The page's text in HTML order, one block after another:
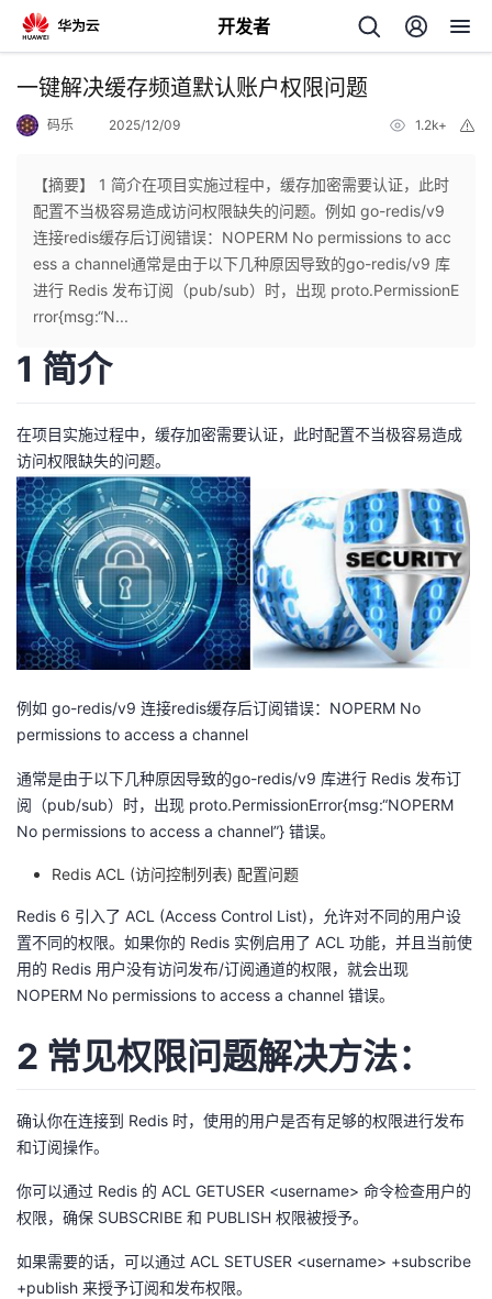
开发者
返
个
人
页
我
开
发
者
我
的
客
我
论
坛
的
圈
我
的
我
动
关
注
的
发
者
堂
我
我
Programs
的
支
我
一键解决缓存频道默认账户权限问题
码乐 2025/12/09 1.2k+
【摘要】 1 简介在项目实施过程中，缓存加密需要认证，此时
配置不当极容易造成访问权限缺失的问题。例如 go-redis/v9
连接redis缓存后订阅错误：NOPERM No permissions to acc
ess a channel通常是由于以下几种原因导致的go-redis/v9 库
进行 Redis 发布订阅（pub/sub）时，出现 proto.PermissionE
rror{msg:“N...
1 简介
在项目实施过程中，缓存加密需要认证，此时配置不当极容易造成
访问权限缺失的问题。
例如 go-redis/v9 连接redis缓存后订阅错误：NOPERM No
permissions to access a channel
通常是由于以下几种原因导致的go-redis/v9 库进行 Redis 发布订
阅（pub/sub）时，出现 proto.PermissionError{msg:“NOPERM
No permissions to access a channel”} 错误。
Redis ACL (访问控制列表) 配置问题
Redis 6 引入了 ACL (Access Control List)，允许对不同的用户设
置不同的权限。如果你的 Redis 实例启用了 ACL 功能，并且当前使
用的 Redis 用户没有访问发布/订阅通道的权限，就会出现
NOPERM No permissions to access a channel 错误。
2 常见权限问题解决方法：
确认你在连接到 Redis 时，使用的用户是否有足够的权限进行发布
和订阅操作。
你可以通过 Redis 的 ACL GETUSER <username> 命令检查用户的
权限，确保 SUBSCRIBE 和 PUBLISH 权限被授予。
如果需要的话，可以通过 ACL SETUSER <username> +subscribe
+publish 来授予订阅和发布权限。